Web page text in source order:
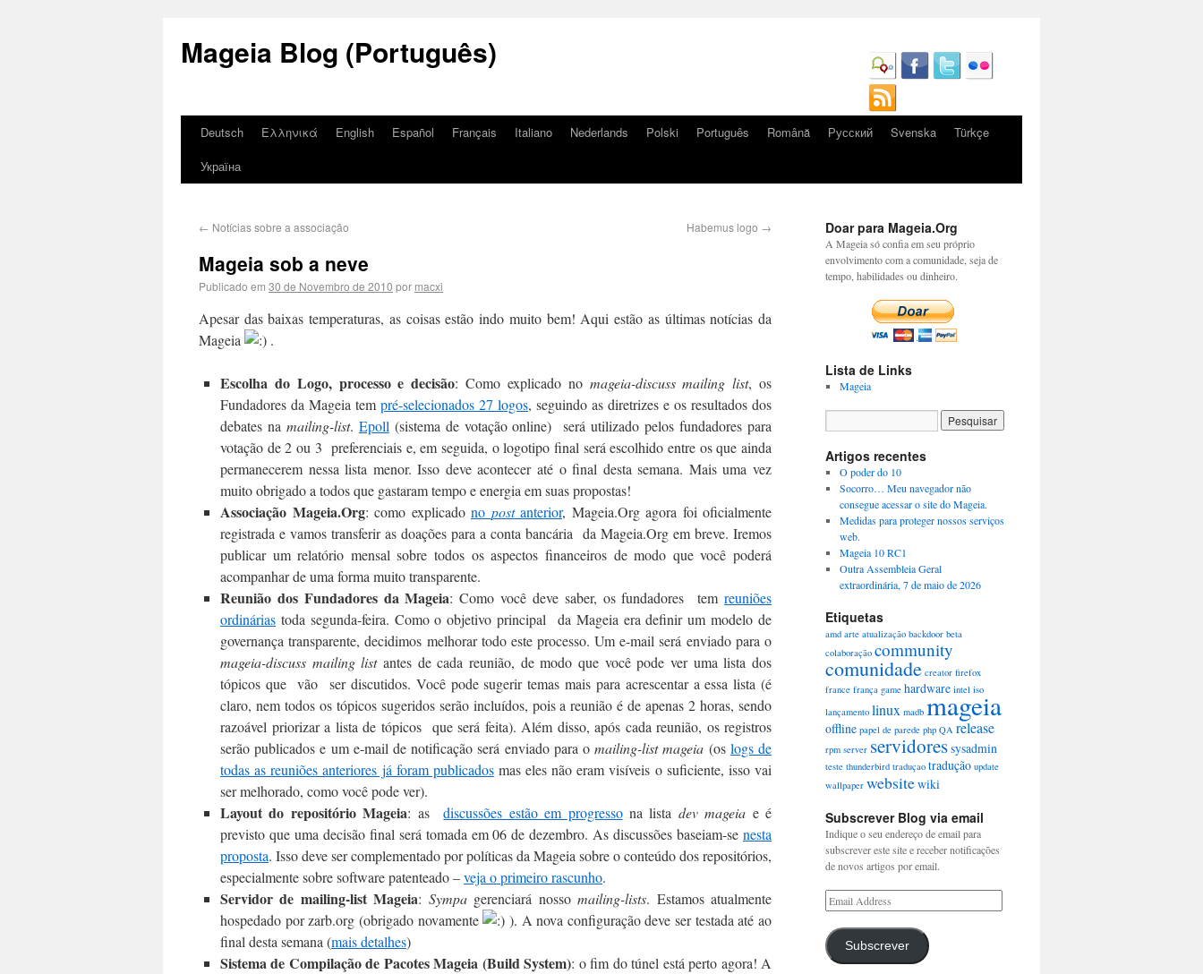
Mageia Blog (Português)
Deutsch Ελληνικά English Español Français Italiano Nederlands Polski Português Română Русский Svenska
Türkçe
Україна
← Notícias sobre a associação Habemus logo →
Mageia sob a neve
Publicado em 30 de Novembro de 2010 por macxi
Apesar das baixas temperaturas, as coisas estão indo muito bem! Aqui estão as últimas notícias da
Mageia
.
Escolha do Logo, processo e decisão: Como explicado no mageia-discuss mailing list, os
Fundadores da Mageia tem pré-selecionados 27 logos, seguindo as diretrizes e os resultados dos
debates na mailing-list. Epoll (sistema de votação online) será utilizado pelos fundadores para
votação de 2 ou 3 preferenciais e, em seguida, o logotipo final será escolhido entre os que ainda
permanecerem nessa lista menor. Isso deve acontecer até o final desta semana. Mais uma vez
muito obrigado a todos que gastaram tempo e energia em suas propostas!
Associação Mageia.Org: como explicado no postanterior, Mageia.Org agora foi oficialmente
registrada e vamos transferir as doações para a conta bancária da Mageia.Org em breve. Iremos
publicar um relatório mensal sobre todos os aspectos financeiros de modo que você poderá
acompanhar de uma forma muito transparente.
Reunião dos Fundadores da Mageia: Como você deve saber, os fundadores temreuniões
ordinárias toda segunda-feira. Como o objetivo principal da Mageia era definir um modelo de
governança transparente, decidimos melhorar todo este processo. Um e-mail será enviado para o
mageia-discuss mailing listantes de cada reunião, de modo que você pode ver uma lista dos
tópicos que vão ser discutidos. Você pode sugerir temas mais para acrescentar a essa lista (é
claro, nem todos os tópicos sugeridos serão incluídos, pois a reunião é de apenas 2 horas, sendo
razoável priorizar a lista de tópicos que será feita). Além disso, após cada reunião, os registros
serão publicados e um e-mail de notificação será enviado para o mailing-list mageia (os logs de
todas as reuniões anteriores já foram publicadosmas eles não eram visíveis o suficiente, isso vai
ser melhorado, como você pode ver).
Layout do repositório Mageia: asdiscussões estão em progressona lista dev mageia e é
previsto que uma decisão final será tomada em 06 de dezembro. As discussões baseiam-se nesta
proposta. Isso deve ser complementado por políticas da Mageia sobre o conteúdo dos repositórios,
especialmente sobre software patenteado –veja o primeiro rascunho.
Servidorde mailing-listMageia: Sympagerenciará nossomailing-lists. Estamos atualmente
hospedado por zarb.org (obrigado novamente
). A nova configuração deve ser testada até ao
final desta semana (mais detalhes)
Sistema de Compilação de PacotesMageia (Build System): o fim do túnel está perto agora! A
Doar para Mageia.Org
A Mageia só confia em seu próprio
envolvimento com a comunidade, seja de
tempo, habilidades ou dinheiro.
Lista de Links
Mageia
Artigos recentes
O poder do 10
Socorro… Meu navegador não
consegue acessar o site do Mageia.
Medidas para proteger nossos serviços
web.
Mageia 10 RC1
Outra Assembleia Geral
extraordinária, 7 de maio de 2026
Etiquetas
amd arte atualização backdoor beta
colaboração community
comunidade creator firefox
france frança game hardware intel iso
lançamento linux madb mageia
offline papel de parede php QA release
rpm server servidoressysadmin
teste thunderbird traduçao tradução update
wallpaper websitewiki
Subscrever Blog via email
Indique o seu endereço de email para
subscrever este site e receber notificações
de novos artigos por email.
Subscrever